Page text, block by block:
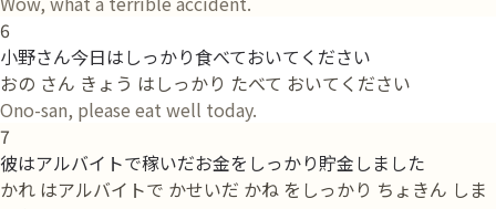
6
小野さん今日はしっかり食べておいてください
おの さん きょう はしっかり たべて おいてください
Ono-san, please eat well today.
7
彼はアルバイトで稼いだお金をしっかり貯金しました
かれ はアルバイトで かせいだ かね をしっかり ちょきん しま